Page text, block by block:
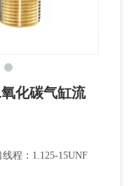
化碳气缸流
程：1.125-15UNF